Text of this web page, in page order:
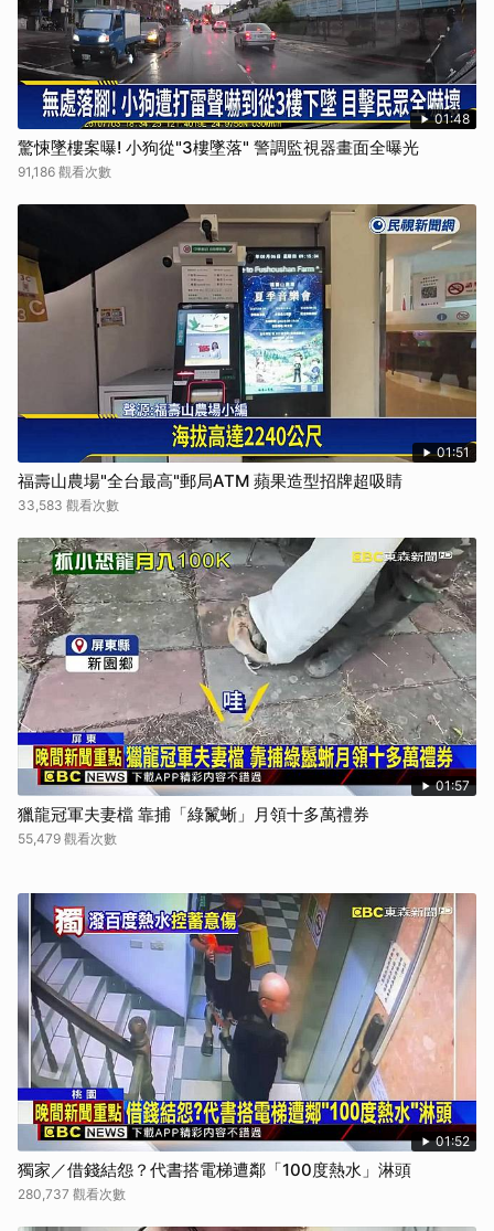
01:48
驚悚墜樓案曝! 小狗從"3樓墜落" 警調監視器畫面全曝光
91,186 觀看次數
01:51
福壽山農場"全台最高"郵局ATM 蘋果造型招牌超吸睛
33,583 觀看次數
01:57
獵龍冠軍夫妻檔 靠捕「綠鬣蜥」月領十多萬禮券
55,479 觀看次數
01:52
獨家／借錢結怨？代書搭電梯遭鄰「100度熱水」淋頭
280,737 觀看次數